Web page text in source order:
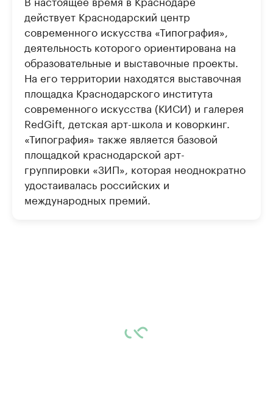
действует Краснодарский центр
современного искусства «Типография»,
деятельность которого ориентирована на
образовательные и выставочные проекты.
На его территории находятся выставочная
площадка Краснодарского института
современного искусства (КИСИ) и галерея
RedGift, детская арт-школа и коворкинг.
«Типография» также является базовой
площадкой краснодарской арт-
группировки «ЗИП», которая неоднократно
удостаивалась российских и
международных премий.